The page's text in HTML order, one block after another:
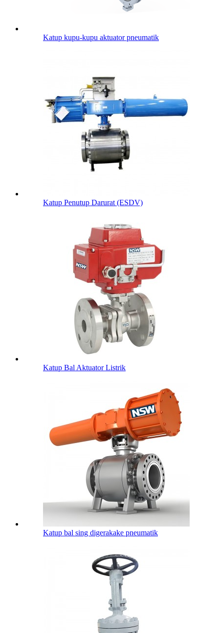
Katup kupu-kupu aktuator pneumatik
Katup Penutup Darurat (ESDV)
Katup Bal Aktuator Listrik
Katup bal sing digerakake pneumatik